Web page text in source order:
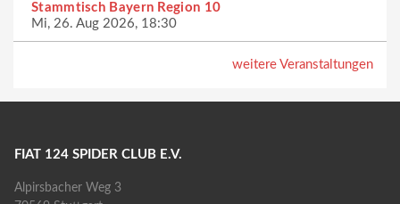
Stammtisch Bayern Region 10
Mi, 26. Aug 2026, 18:30
weitere Veranstaltungen
FIAT 124 SPIDER CLUB E.V.
Alpirsbacher Weg 3